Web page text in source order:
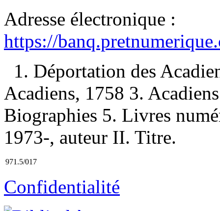
Adresse électronique :
https://
1. Déportation des
Acadiens, 1758 3.
Biographies 5. Livres
1973-, auteur II. Titre.
971.5/017
Confidentialité